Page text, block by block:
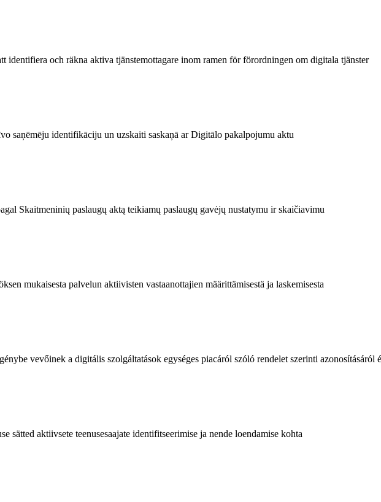
identifiera och räkna aktiva tjänstemottagare inom ramen för förordningen om digitala tjänster
saņēmēju identifikāciju un uzskaiti saskaņā ar Digitālo pakalpojumu aktu
Skaitmeninių paslaugų aktą teikiamų paslaugų gavėjų nustatymu ir skaičiavimu
mukaisesta palvelun aktiivisten vastaanottajien määrittämisestä ja laskemisesta
vevőinek a digitális szolgáltatások egységes piacáról szóló rendelet szerinti azonosításáról
sätted aktiivsete teenusesaajate identifitseerimise ja nende loendamise kohta